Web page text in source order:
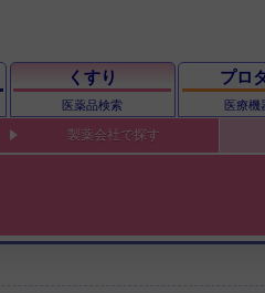
くすり
医薬品検索
プロ
医療機
製薬会社で探す